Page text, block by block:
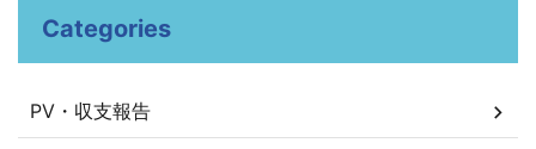
Categories
PV・収支報告